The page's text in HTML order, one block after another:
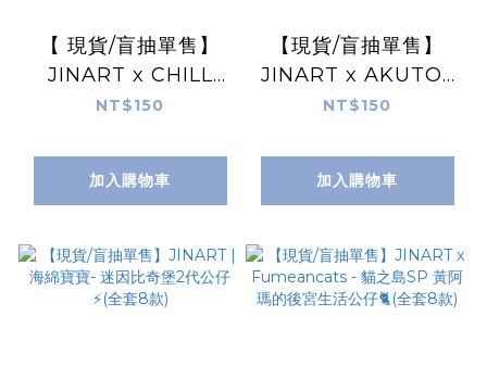
【 現貨/盲抽單售】
JINART x CHILL
KINGDOM -
公仔🚗💥(全套6款)
NT$150
加入購物車
【現貨/盲抽單售】
JINART x AKUTOY
- 榴槤王國系列-祈福
款)
NT$150
加入購物車